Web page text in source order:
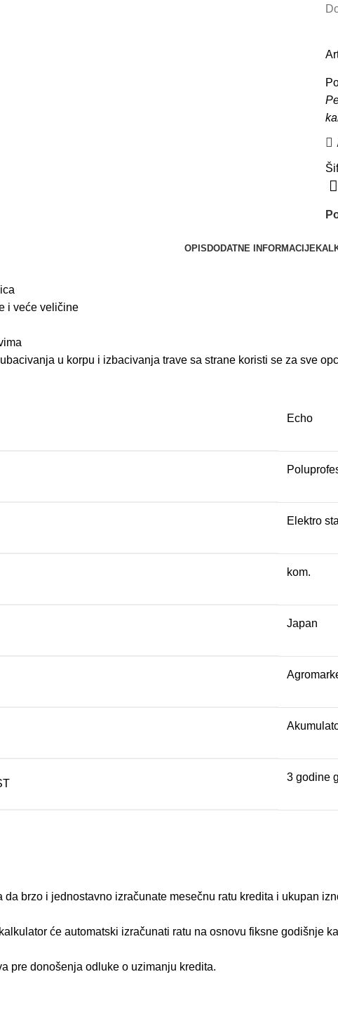
OPIS DODATNE INFORMACIJE
i veće veličine
u korpu i izbacivanja trave sa strane koristi se za sve
Echo
Elektro
kom.
Japan
3 godine
brzo i jednostavno izračunate mesečnu ratu kredita i ukupan
će automatski izračunati ratu na osnovu fiksne godišnje
pre donošenja odluke o uzimanju kredita.